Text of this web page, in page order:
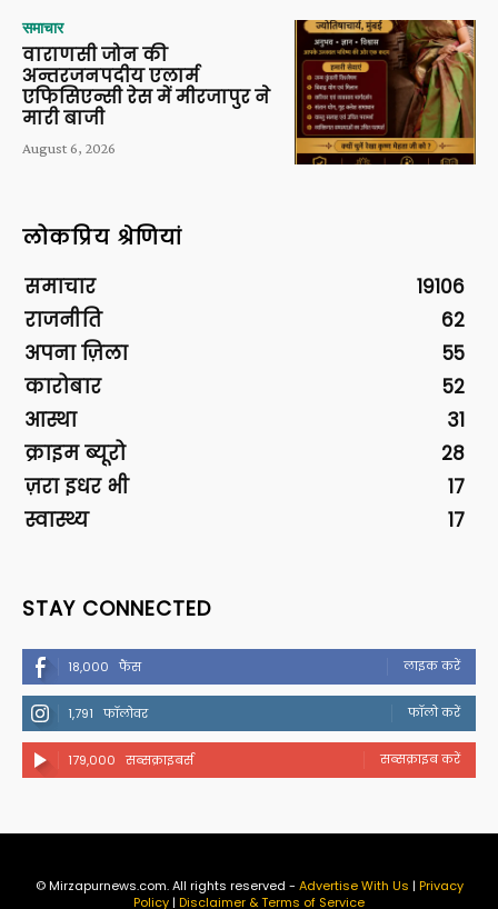
समाचार
वाराणसी जोन की
अन्तरजनपदीय एलार्म
एफिसिएन्सी रेस में मीरजापुर ने
मारी बाजी
August 6, 2026
लोकप्रिय श्रेणियां
समाचार
19106
राजनीति
62
अपना ज़िला
55
कारोबार
52
आस्था
31
क्राइम ब्यूरो
28
ज़रा इधर भी
17
स्वास्थ्य
17
STAY CONNECTED
18,000 फैंस लाइक करें
1,791 फॉलोवर फॉलो करें
179,000 सब्सक्राइबर्स सब्सक्राइब करें
© Mirzapurnews.com. All rights reserved - Advertise With Us | Privacy
Policy| Disclaimer & Terms of Service